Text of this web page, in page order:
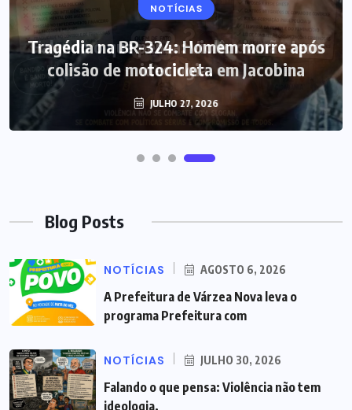
NOTÍCIAS
Tragédia na BR-324: Homem morre após
colisão de motocicleta em Jacobina
JULHO 27, 2026
Blog Posts
NOTÍCIAS AGOSTO 6, 2026
A Prefeitura de Várzea Nova leva o
programa Prefeitura com
NOTÍCIAS JULHO 30, 2026
Falando o que pensa: Violência não tem
ideologia.